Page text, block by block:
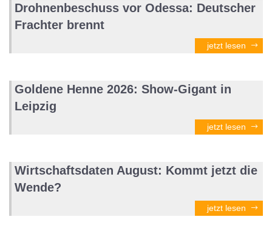
Drohnenbeschuss vor Odessa: Deutscher
Frachter brennt
jetzt lesen
Goldene Henne 2026: Show-Gigant in
Leipzig
jetzt lesen
Wirtschaftsdaten August: Kommt jetzt die
Wende?
jetzt lesen